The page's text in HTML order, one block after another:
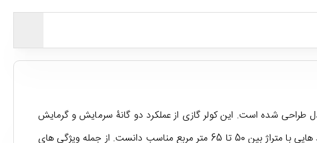
طراحی شده است. این کولر گازی از عملکرد دو گانۀ سرمایش و گرمایش
برخوردار است و از ظرفیت 18000BTU/h بهره می برد. به صورت تخمینی می توان این کولر گازی را برای استفاده در محیط هایی با متراژ بین 50 تا 65 متر مربع مناسب دانست. از جمله ویژگی های